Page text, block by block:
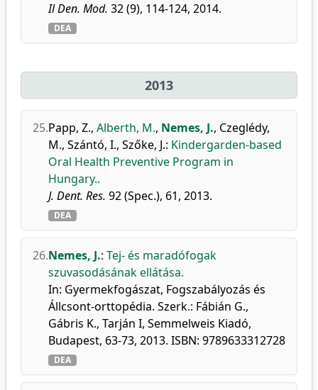
Il Den. Mod. 32 (9), 114-124, 2014.
DEA
2013
25.Papp, Z., Alberth, M., Nemes, J., Czeglédy,
M., Szántó, I., Szőke, J.: Kindergarden-based
Oral Health Preventive Program in
Hungary..
J. Dent. Res. 92 (Spec.), 61, 2013.
DEA
26.Nemes, J.: Tej- és maradófogak
szuvasodásának ellátása.
In: Gyermekfogászat, Fogszabályozás és
Állcsont-orttopédia. Szerk.: Fábián G.,
Gábris K., Tarján I, Semmelweis Kiadó,
Budapest, 63-73, 2013. ISBN: 9789633312728
DEA